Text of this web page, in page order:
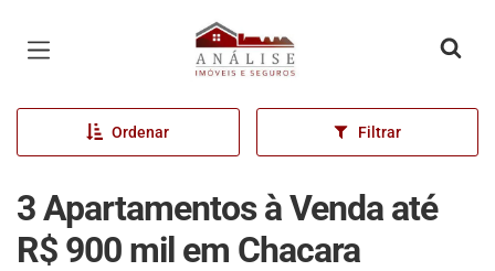
Página inicial
Ordenar Filtrar
3 Apartamentos à Venda até
R$ 900 mil em Chacara